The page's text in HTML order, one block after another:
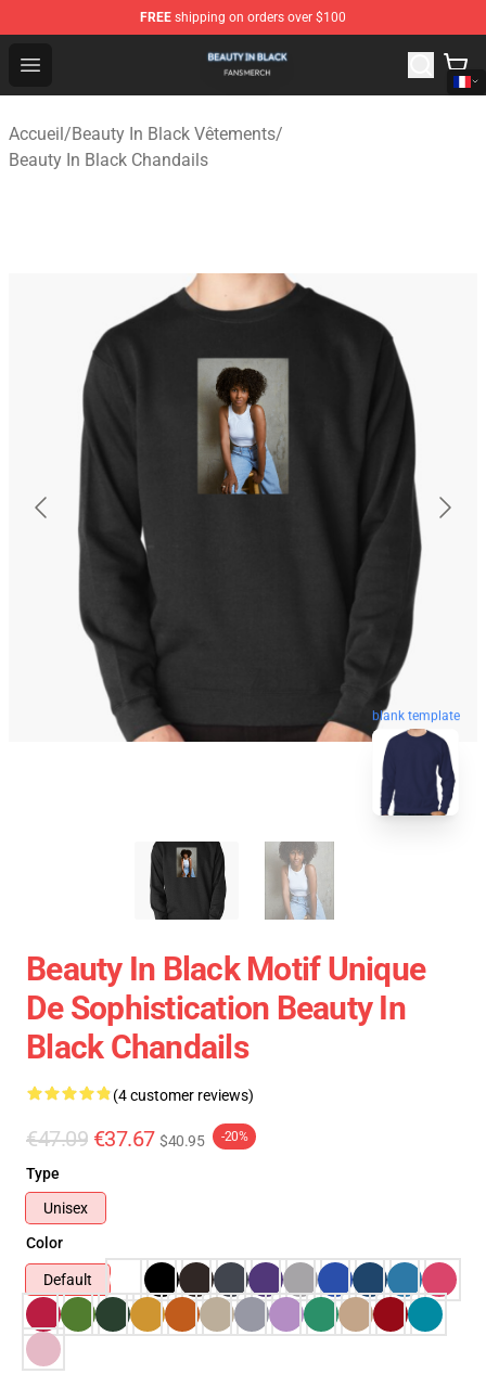
FREE shipping on orders over $100
Open menu
Beauty In Black Shop - Official Beauty In Black
Accueil/Beauty In Black Vêtements/
Beauty In Black Chandails
blank template
Beauty In Black Motif Unique
De Sophistication Beauty In
Black Chandails
(4 customer reviews)
€47.09 €37.67 $40.95 -20%
Type
Unisex
Color
Default